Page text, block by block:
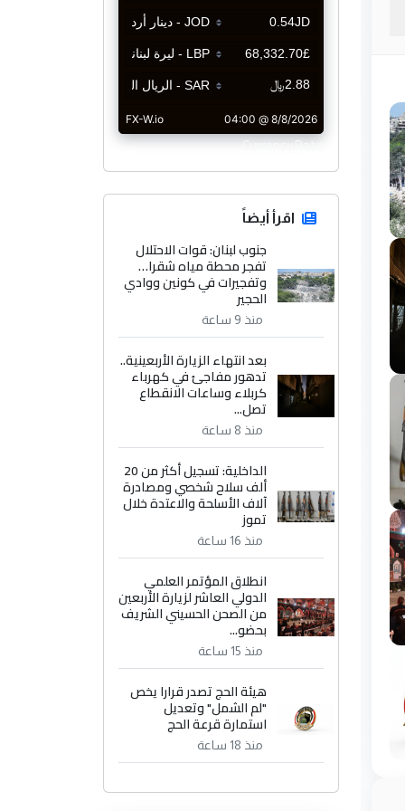
CurrencyRate
اقرأ أيضاً
جنوب لبنان: قوات الاحتلال
تفجر محطة مياه شقرا…
وتفجيرات في كونين ووادي
الحجير
منذ 9 ساعة
بعد انتهاء الزيارة الأربعينية..
تدهور مفاجئ في كهرباء
كربلاء وساعات الانقطاع
تصل...
منذ 8 ساعة
الداخلية: تسجيل أكثر من 20
ألف سلاح شخصي ومصادرة
آلاف الأسلحة والاعتدة خلال
تموز
منذ 16 ساعة
انطلاق المؤتمر العلمي
الدولي العاشر لزيارة الأربعين
من الصحن الحسيني الشريف
بحضو...
منذ 15 ساعة
هيئة الحج تصدر قرارا يخص
"لم الشمل" وتعديل
استمارة قرعة الحج
منذ 18 ساعة